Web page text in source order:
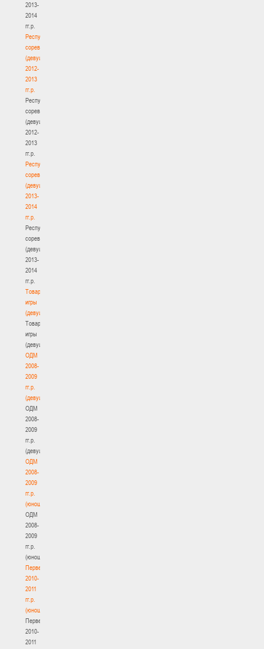
2013-
2014
гг.р.
Республиканские
соревнования
(девушки)
2012-
2013
гг.р.
Республиканские
соревнования
(девушки)
2012-
2013
гг.р.
Республиканские
соревнования
(девушки)
2013-
2014
гг.р.
Республиканские
соревнования
(девушки)
2013-
2014
гг.р.
Товарищеские
игры
(девушки)
Товарищеские
игры
(девушки)
ОДМ
2008-
2009
гг.р.
(девушки)
ОДМ
2008-
2009
гг.р.
(девушки)
ОДМ
2008-
2009
гг.р.
(юноши)
ОДМ
2008-
2009
гг.р.
(юноши)
Первенство
2010-
2011
гг.р.
(юноши)
Первенство
2010-
2011